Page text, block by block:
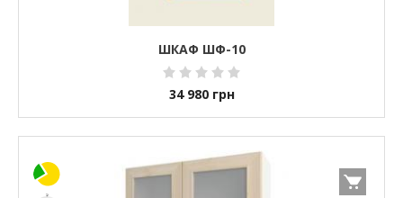
ШКАФ ШФ-10
34 980 грн